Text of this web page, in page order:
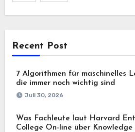
Recent Post
7 Algorithmen für maschinelles
die immer noch wichtig sind
Juli 30, 2026
Was Fachleute laut Harvard
College On-line über Knowledge